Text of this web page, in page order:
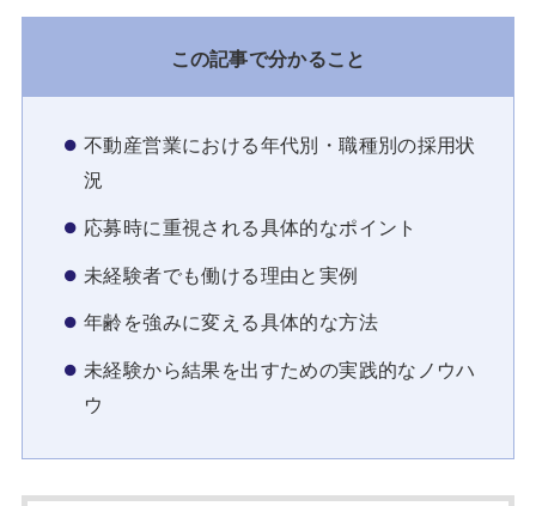
この記事で分かること
不動産営業における年代別・職種別の採用状
況
応募時に重視される具体的なポイント
未経験者でも働ける理由と実例
年齢を強みに変える具体的な方法
未経験から結果を出すための実践的なノウハ
ウ